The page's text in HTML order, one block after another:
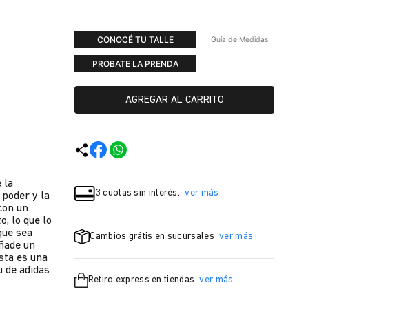
la
y la
un
lo que lo
sea
un
es una
de adidas
CONOCÉ TU TALLE Guía de Medidas
PROBATE LA PRENDA
AGREGAR AL CARRITO
3 cuotas sin interés. ver más
Cambios grátis en sucursales ver más
Retiro express en tiendas ver más